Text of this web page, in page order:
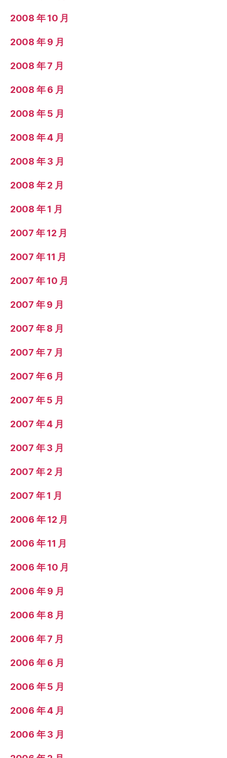
2008 年 10 月
2008 年 9 月
2008 年 7 月
2008 年 6 月
2008 年 5 月
2008 年 4 月
2008 年 3 月
2008 年 2 月
2008 年 1 月
2007 年 12 月
2007 年 11 月
2007 年 10 月
2007 年 9 月
2007 年 8 月
2007 年 7 月
2007 年 6 月
2007 年 5 月
2007 年 4 月
2007 年 3 月
2007 年 2 月
2007 年 1 月
2006 年 12 月
2006 年 11 月
2006 年 10 月
2006 年 9 月
2006 年 8 月
2006 年 7 月
2006 年 6 月
2006 年 5 月
2006 年 4 月
2006 年 3 月